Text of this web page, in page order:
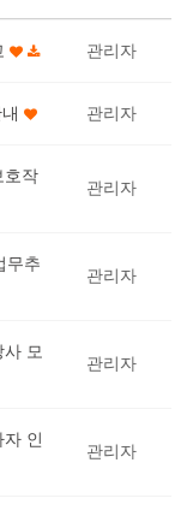
관리자
관리자
호작
관리자
무추
관리자
모
관리자
인
관리자